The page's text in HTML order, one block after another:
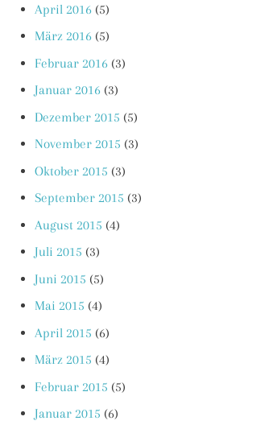
April 2016 (5)
März 2016 (5)
Februar 2016 (3)
Januar 2016 (3)
Dezember 2015 (5)
November 2015 (3)
Oktober 2015 (3)
September 2015 (3)
August 2015 (4)
Juli 2015 (3)
Juni 2015 (5)
Mai 2015 (4)
April 2015 (6)
März 2015 (4)
Februar 2015 (5)
Januar 2015 (6)